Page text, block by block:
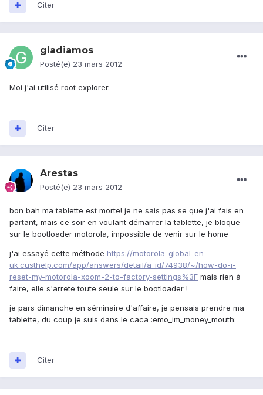
Citer
gladiamos
Posté(e) 23 mars 2012
Moi j'ai utilisé root explorer.
Citer
Arestas
Posté(e) 23 mars 2012
bon bah ma tablette est morte! je ne sais pas se que j'ai fais en
partant, mais ce soir en voulant démarrer la tablette, je bloque
sur le bootloader motorola, impossible de venir sur le home
j'ai essayé cette méthode https://motorola-global-en-
uk.custhelp.com/app/answers/detail/a_id/74938/~/how-do-i-
reset-my-motorola-xoom-2-to-factory-settings%3F mais rien à
faire, elle s'arrete toute seule sur le bootloader !
je pars dimanche en séminaire d'affaire, je pensais prendre ma
tablette, du coup je suis dans le caca :emo_im_money_mouth:
Citer